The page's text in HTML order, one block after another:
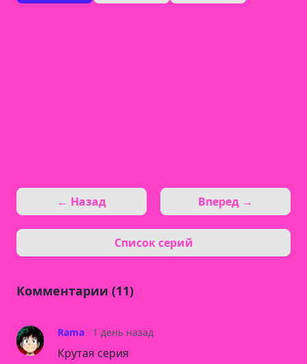
← Назад
Список серий
Вперед →
Комментарии (11)
Rama 1 день назад
Крутая серия